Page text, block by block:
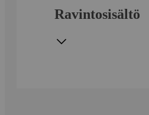
Ravintosisältö